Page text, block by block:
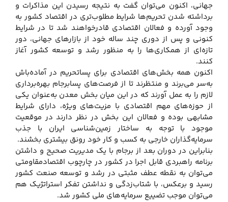
جهانی، اکنون می‌توان گفت به نتیجه رسیدن این مذاکرات و
برداشته شدن تحریم‌ها شرایط مطلوب‌تری در اقتصاد کشور به
وجود آورده و فعالان اقتصادی قادرخواهند شد تا در شرایط
کنونی و پس از دوری چند ساله خود از بازارهای جهانی، دور
تازه‌ای از همکاری‌ها را به منظور رشد و توسعه کشور آغاز
کنند.
اکنون همه بخش‌های اقتصادی برای پساتحریم در آماده‌باش
به‌سر می‌برند و منتظرند تا از فرصت‌های پسابرجام بهره‌برداری
لازم را به عمل آورند که در این میان بخش معدن به‌عنوان یکی
از حوزه‌های مهم اقتصادی با مزیت‌های ویژه، دارای شرایط
مشابهی بوده و فعالان این بخش در نظر دارند در موقعیت
موجود با توجه به ساختار زمین‌شناسی ایران با جذب
سرمایه‌گذاران خارجی به کسب و کار خود رونق بیشتری بخشند.
بنابراین در دوران بعد از برجام با یک مدیریت صحیح و داشتن
برنامه راهبردی قابل اجرا در کشور در چارچوب اقتصادمقاومتی
می‌توان به نقطه عطف مثبتی در رشد و توسعه صنعت کشور
رسید و برعکس، با شتاب‌زدگی و نداشتن تفکر استراتژیک هم
می‌توان موجب تضییع سرمایه‌های ملی کشور شد.